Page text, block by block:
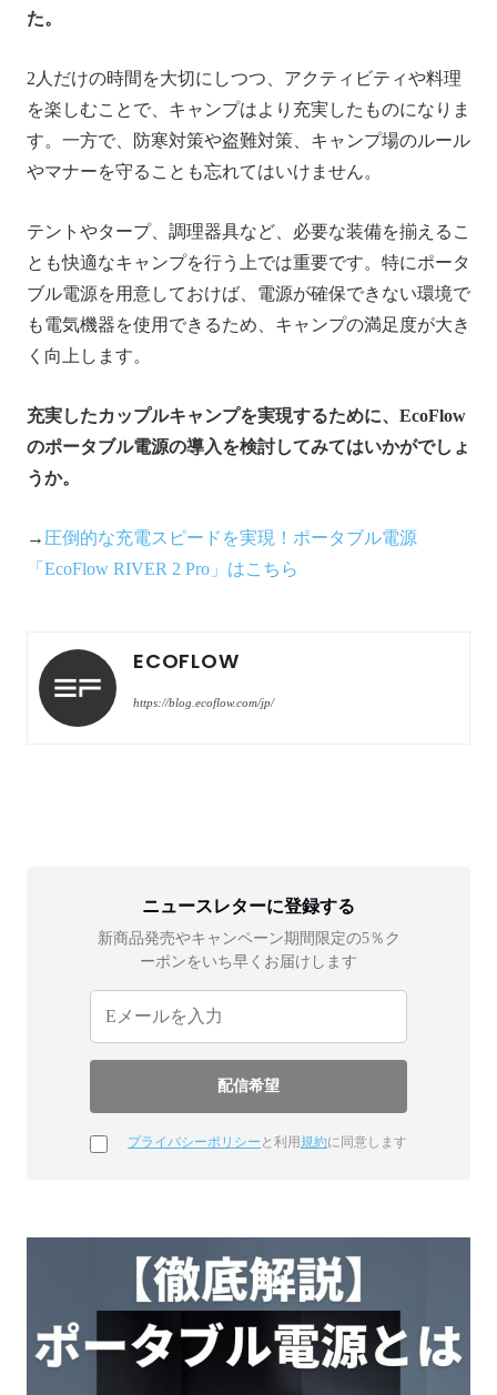
た。
2人だけの時間を大切にしつつ、アクティビティや料理
を楽しむことで、キャンプはより充実したものになりま
す。一方で、防寒対策や盗難対策、キャンプ場のルール
やマナーを守ることも忘れてはいけません。
テントやタープ、調理器具など、必要な装備を揃えるこ
とも快適なキャンプを行う上では重要です。特にポータ
ブル電源を用意しておけば、電源が確保できない環境で
も電気機器を使用できるため、キャンプの満足度が大き
く向上します。
充実したカップルキャンプを実現するために、EcoFlow
のポータブル電源の導入を検討してみてはいかがでしょ
うか。
→ 圧倒的な充電スピードを実現！ポータブル電源
「EcoFlow RIVER 2 Pro」はこちら
ECOFLOW
https://blog.ecoflow.com/jp/
ニュースレターに登録する
新商品発売やキャンペーン期間限定の5％ク
ーポンをいち早くお届けします
プライバシーポリシー と利用規約に同意します